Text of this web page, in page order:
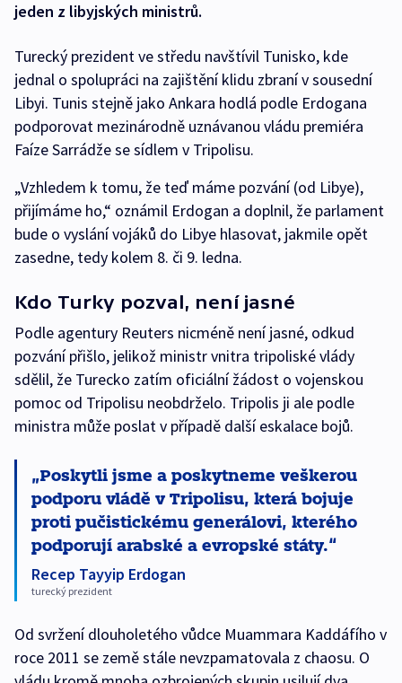
jeden z libyjských ministrů.
Turecký prezident ve středu navštívil Tunisko, kde
jednal o spolupráci na zajištění klidu zbraní v sousední
Libyi. Tunis stejně jako Ankara hodlá podle Erdogana
podporovat mezinárodně uznávanou vládu premiéra
Faíze Sarrádže se sídlem v Tripolisu.
„Vzhledem k tomu, že teď máme pozvání (od Libye),
přijímáme ho,“ oznámil Erdogan a doplnil, že parlament
bude o vyslání vojáků do Libye hlasovat, jakmile opět
zasedne, tedy kolem 8. či 9. ledna.
Kdo Turky pozval, není jasné
Podle agentury Reuters nicméně není jasné, odkud
pozvání přišlo, jelikož ministr vnitra tripoliské vlády
sdělil, že Turecko zatím oficiální žádost o vojenskou
pomoc od Tripolisu neobdrželo. Tripolis ji ale podle
ministra může poslat v případě další eskalace bojů.
Poskytli jsme a poskytneme veškerou
podporu vládě v Tripolisu, která bojuje
proti pučistickému generálovi, kterého
podporují arabské a evropské státy.
Recep Tayyip Erdogan
turecký prezident
Od svržení dlouholetého vůdce Muammara Kaddáfího v
roce 2011 se země stále nevzpamatovala z chaosu. O